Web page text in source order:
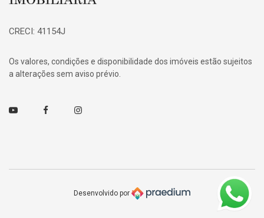
CRECI: 41154J
Os valores, condições e disponibilidade dos imóveis estão sujeitos
a alterações sem aviso prévio.
Youtube FacebookInstagram
Desenvolvido por